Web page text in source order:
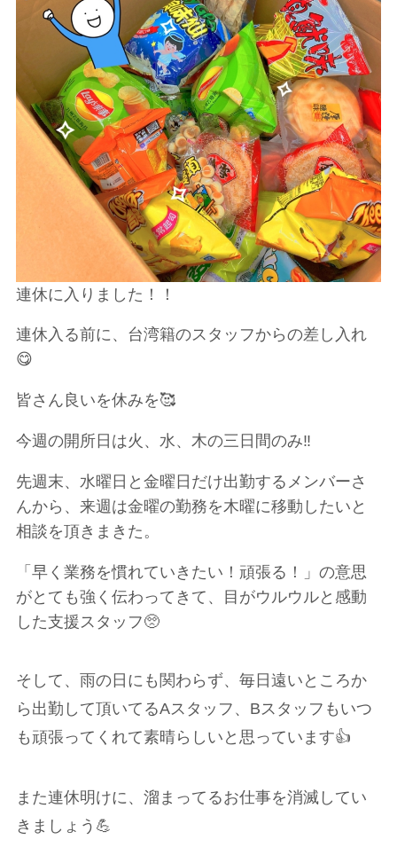
連休に入りました！！
連休入る前に、台湾籍のスタッフからの差し入れ
😋
皆さん良いを休みを🥰
今週の開所日は火、水、木の三日間のみ‼️
先週末、水曜日と金曜日だけ出勤するメンバーさ
んから、来週は金曜の勤務を木曜に移動したいと
相談を頂きまきた。
「早く業務を慣れていきたい！頑張る！」の意思
がとても強く伝わってきて、目がウルウルと感動
した支援スタッフ🥺
そして、雨の日にも関わらず、毎日遠いところか
ら出勤して頂いてるAスタッフ、Bスタッフもいつ
も頑張ってくれて素晴らしいと思っています👍
また連休明けに、溜まってるお仕事を消滅してい
きましょう💪